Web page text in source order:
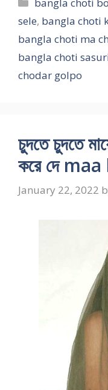
sele, bangla choti
bangla choti ma
bangla choti
chodar golpo
চুদতে চুদতে
করে দে
January 22, 2022